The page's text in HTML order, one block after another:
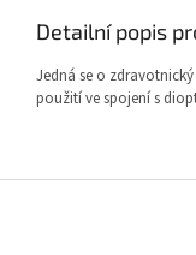
Detailní popis
Jedná se o
použití ve spojení s